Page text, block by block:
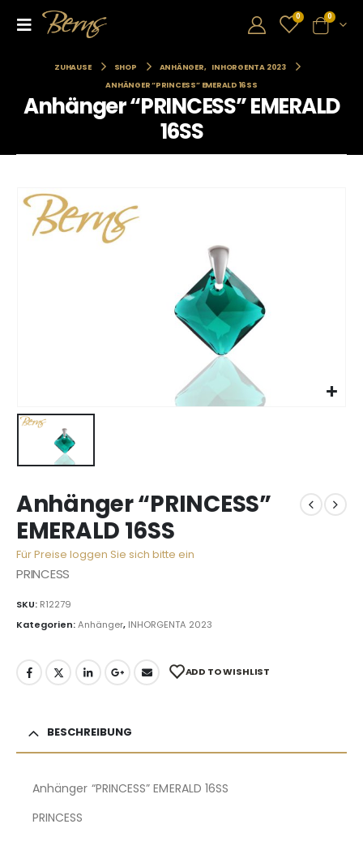
0 0
ZUHAUSE SHOP ANHÄNGER,
INHORGENTA 2023
ANHÄNGER “PRINCESS” EMERALD 16SS
Anhänger “PRINCESS” EMERALD
16SS
Anhänger “PRINCESS”
EMERALD 16SS
Für Preise loggen Sie sich bitte ein
PRINCESS
SKU: R12279
Kategorien:Anhänger, INHORGENTA 2023
ADD TO WISHLIST
BESCHREIBUNG
Anhänger “PRINCESS” EMERALD 16SS
PRINCESS